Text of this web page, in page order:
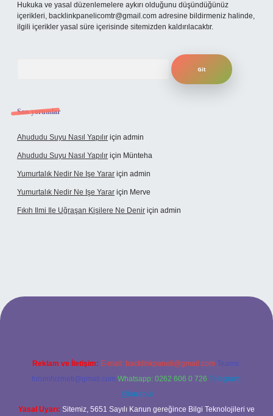
Hukuka ve yasal düzenlemelere aykırı olduğunu düşündüğünüz
içerikleri, backlinkpanelicomtr@gmail.com adresine bildirmeniz halinde,
ilgili içerikler yasal süre içerisinde sitemizden kaldırılacaktır.
Son yorumlar
Ahududu Suyu Nasıl Yapılır için admin
Ahududu Suyu Nasıl Yapılır için Münteha
Yumurtalık Nedir Ne Işe Yarar için admin
Yumurtalık Nedir Ne Işe Yarar için Merve
Fıkıh Ilmi Ile Uğraşan Kişilere Ne Denir için admin
giriş
Reklam ve İletişim: E-mail: backlinkpaneli@gmail.com Teams:
forumhizmeti@gmail.com Whatsapp: 0262 606 0 726 Telegram:
@karabul
Yasal Uyarı: Sitemiz, 5651 Sayılı Kanun gereğince Bilgi Teknolojileri ve